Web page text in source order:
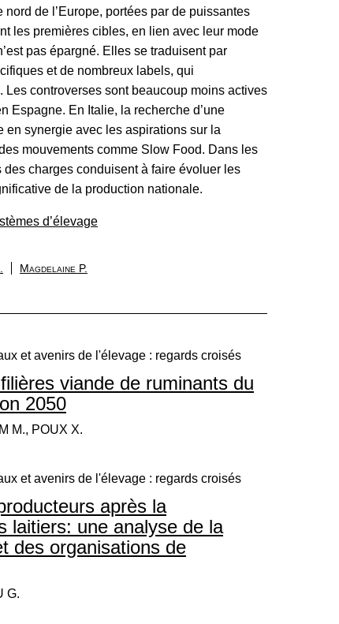
de l’Europe, portées par de puissantes
les premières cibles, en lien avec leur mode
pas épargné. Elles se traduisent par
et de nombreux labels, qui
Les controverses sont beaucoup moins actives
Espagne. En Italie, la recherche d’une
en synergie avec les aspirations sur la
mouvements comme Slow Food. Dans les
charges conduisent à faire évoluer les
de la production nationale.
d’élevage
Magdelaine P.
et avenirs de l'élevage : regards croisés
viande de ruminants du
2050
M., POUX X.
et avenirs de l'élevage : regards croisés
après la
laitiers: une analyse de la
des organisations de
G.